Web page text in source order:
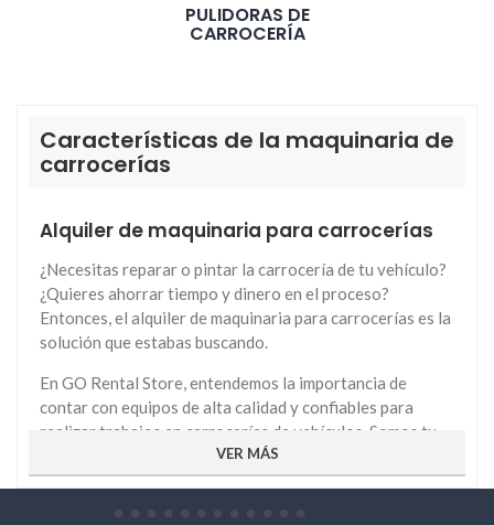
PULIDORAS DE
CARROCERÍA
Características de la maquinaria de
carrocerías
Alquiler de maquinaria para carrocerías
¿Necesitas reparar o pintar la carrocería de tu vehículo?
¿Quieres ahorrar tiempo y dinero en el proceso?
Entonces, el alquiler de maquinaria para carrocerías es la
solución que estabas buscando.
En GO Rental Store, entendemos la importancia de
contar con equipos de alta calidad y confiables para
realizar trabajos en carrocerías de vehículos. Somos tu
mejor opción en alquiler de maquinaria para carrocerías.
Nuestra selección de maquinaria se adapta a diversas
VER MÁS